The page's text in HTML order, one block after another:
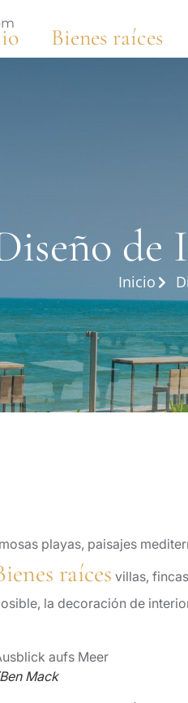
Bienes raíces
de
Inicio
playas, paisajes
raíces villas,
la decoración de
Mack